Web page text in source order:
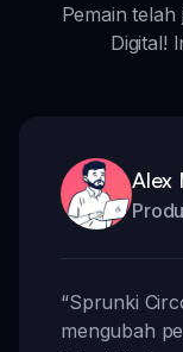
Pemain
Digital!
Alex
“Sprunki
mengubah